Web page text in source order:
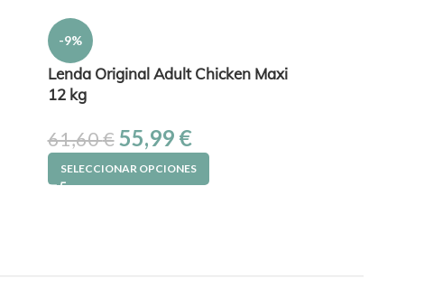
-9%
Lenda Original Adult Chicken Maxi
12 kg
61,60€ 55,99 €
SELECCIONAR OPCIONES